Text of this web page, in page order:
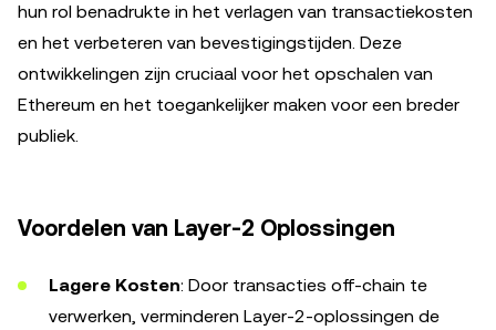
hun rol benadrukte in het verlagen van transactiekosten
en het verbeteren van bevestigingstijden. Deze
ontwikkelingen zijn cruciaal voor het opschalen van
Ethereum en het toegankelijker maken voor een breder
publiek.
Voordelen van Layer-2 Oplossingen
Lagere Kosten: Door transacties off-chain te
verwerken, verminderen Layer-2-oplossingen de